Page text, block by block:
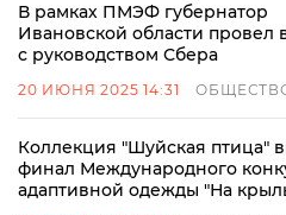
В рамках ПМЭФ губернатор
Ивановской области провел
с руководством Сбера
20 ИЮНЯ 2025 14:31
Коллекция "Шуйская птица"
финал Международного
адаптивной одежды "На